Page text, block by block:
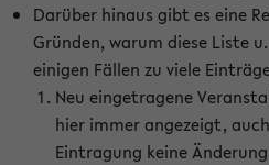
Darüber hinaus gibt es eine
Gründen, warum diese Liste
einigen Fällen zu viele
Neu eingetragene
hier immer angezeigt,
Eintragung keine